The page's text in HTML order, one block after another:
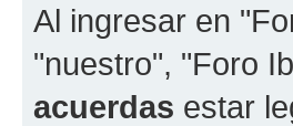
Al ingresar en
"nuestro", "Foro
acuerdas estar